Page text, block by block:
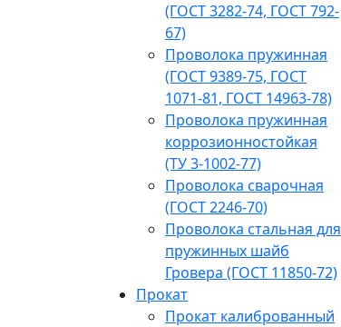
(ГОСТ 3282-74, ГОСТ 792-
67)
Проволока пружинная
(ГОСТ 9389-75, ГОСТ
1071-81, ГОСТ 14963-78)
Проволока пружинная
коррозионностойкая
(ТУ 3-1002-77)
Проволока сварочная
(ГОСТ 2246-70)
Проволока стальная для
пружинных шайб
Гровера (ГОСТ 11850-72)
Прокат
Прокат калиброванный